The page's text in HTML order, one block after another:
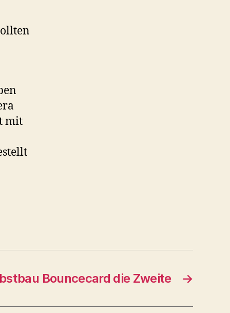
mit
→
Bouncecard die Zweite